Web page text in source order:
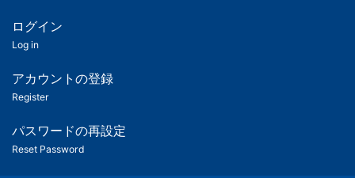
ツ
匿
名
ユ
ー
ログイン
Log in
アカウントの登録
Register
パスワードの再設定
Reset Password